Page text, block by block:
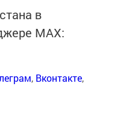
в
MАХ:
, Вконтакте,